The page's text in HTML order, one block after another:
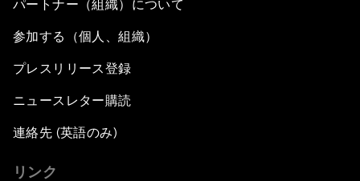
パートナー（組織）について
参加する（個人、組織）
プレスリリース登録
ニュースレター購読
連絡先 (英語のみ)
リンク